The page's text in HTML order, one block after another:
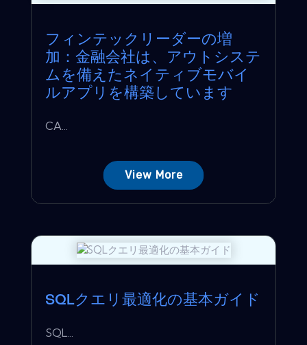
フィンテックリーダーの増
加：金融会社は、アウトシステ
ムを備えたネイティブモバイ
ルアプリを構築しています
CA...
View More
SQLクエリ最適化の基本ガイド
SQL...